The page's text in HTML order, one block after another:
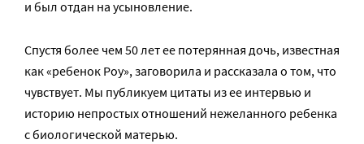
и был отдан на усыновление.
Спустя более чем 50 лет ее потерянная дочь, известная
как «ребенок Роу», заговорила и рассказала о том, что
чувствует. Мы публикуем цитаты из ее интервью и
историю непростых отношений нежеланного ребенка
с биологической матерью.